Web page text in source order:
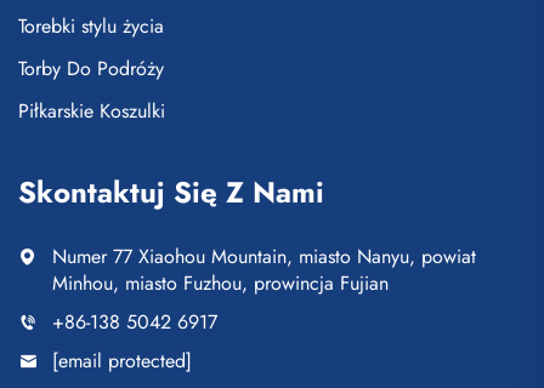
Torebki stylu życia
Torby Do Podróży
Piłkarskie Koszulki
Skontaktuj Się Z Nami
Numer 77 Xiaohou Mountain, miasto Nanyu, powiat
Minhou, miasto Fuzhou, prowincja Fujian
+86-138 5042 6917
[email protected]